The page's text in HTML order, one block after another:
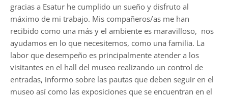
gracias a Esatur he cumplido un sueño y disfruto al
máximo de mi trabajo. Mis compañeros/as me han
recibido como una más y el ambiente es maravilloso, nos
ayudamos en lo que necesitemos, como una familia. La
labor que desempeño es principalmente atender a los
visitantes en el hall del museo realizando un control de
entradas, informo sobre las pautas que deben seguir en el
museo así como las exposiciones que se encuentran en el